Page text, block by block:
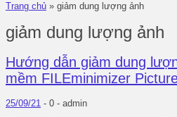
Trang chủ » giảm dung lượng ảnh
giảm dung lượng ảnh
Hướng dẫn giảm dung
mềm FILEminimizer
25/09/21 - 0 - admin